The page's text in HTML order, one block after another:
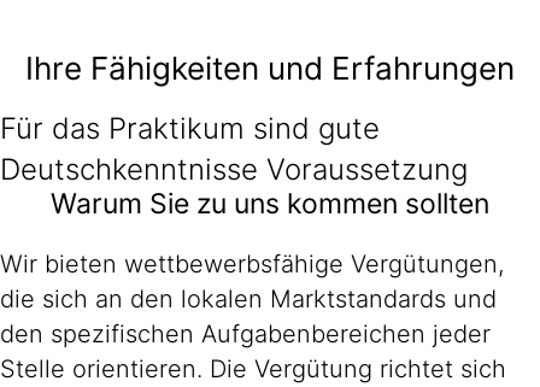
Ihre Fähigkeiten und Erfahrungen
Für das Praktikum sind gute
Deutschkenntnisse Voraussetzung
Warum Sie zu uns kommen sollten
Wir bieten wettbewerbsfähige Vergütungen,
die sich an den lokalen Marktstandards und
den spezifischen Aufgabenbereichen jeder
Stelle orientieren. Die Vergütung richtet sich